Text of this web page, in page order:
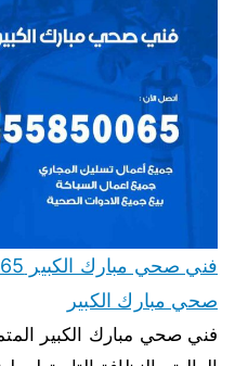
صحي مبارك الكبير
فني صحي مبارك الكبير